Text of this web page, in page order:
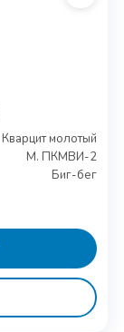
Кварцит молотый
М. ПКМВИ-2
Биг-бег